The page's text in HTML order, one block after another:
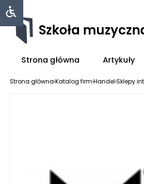
Szkoła
Strona główna Artykuły
Strona główna›Katalog firm›Handel›Sklepy